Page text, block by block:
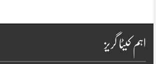
اہم کیٹا گریز